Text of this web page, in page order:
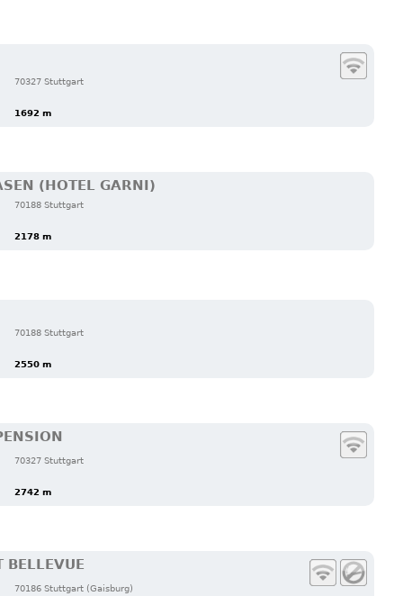
70327 Stuttgart
1692 m
(HOTEL GARNI)
70188 Stuttgart
2178 m
70188 Stuttgart
2550 m
70327 Stuttgart
2742 m
BELLEVUE
70186 Stuttgart (Gaisburg)